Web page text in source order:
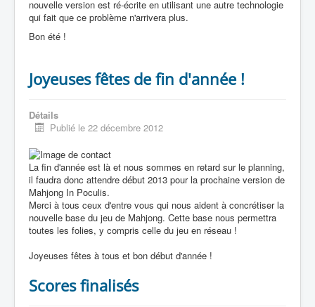
nouvelle version est ré-écrite en utilisant une autre technologie
qui fait que ce problème n'arrivera plus.
Bon été !
Joyeuses fêtes de fin d'année !
Détails
Publié le 22 décembre 2012
La fin d'année est là et nous sommes en retard sur le planning,
il faudra donc attendre début 2013 pour la prochaine version de
Mahjong In Poculis.
Merci à tous ceux d'entre vous qui nous aident à concrétiser la
nouvelle base du jeu de Mahjong. Cette base nous permettra
toutes les folies, y compris celle du jeu en réseau !
Joyeuses fêtes à tous et bon début d'année !
Scores finalisés